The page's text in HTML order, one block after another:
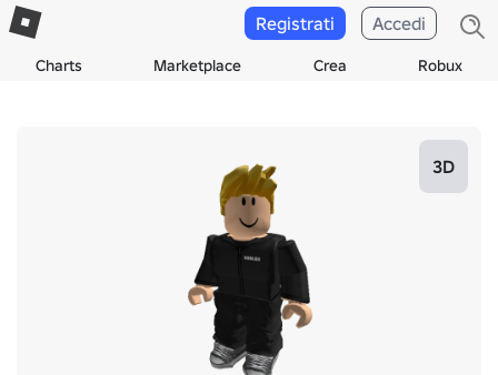
Charts Marketplace Crea Robux
Registrati Accedi
3D